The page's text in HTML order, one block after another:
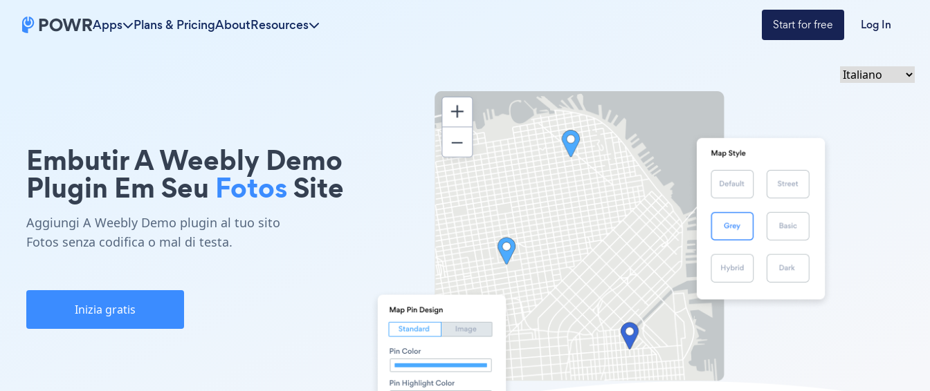
Apps Plans & PricingAboutResources Start for free Log In
Embutir A Weebly Demo
Plugin Em Seu FotosSite
Aggiungi A Weebly Demo plugin al tuo sito
Fotos senza codifica o mal di testa.
Inizia gratis